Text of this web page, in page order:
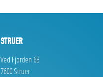
STRUER
Ved Fjorden 6B
7600 Struer